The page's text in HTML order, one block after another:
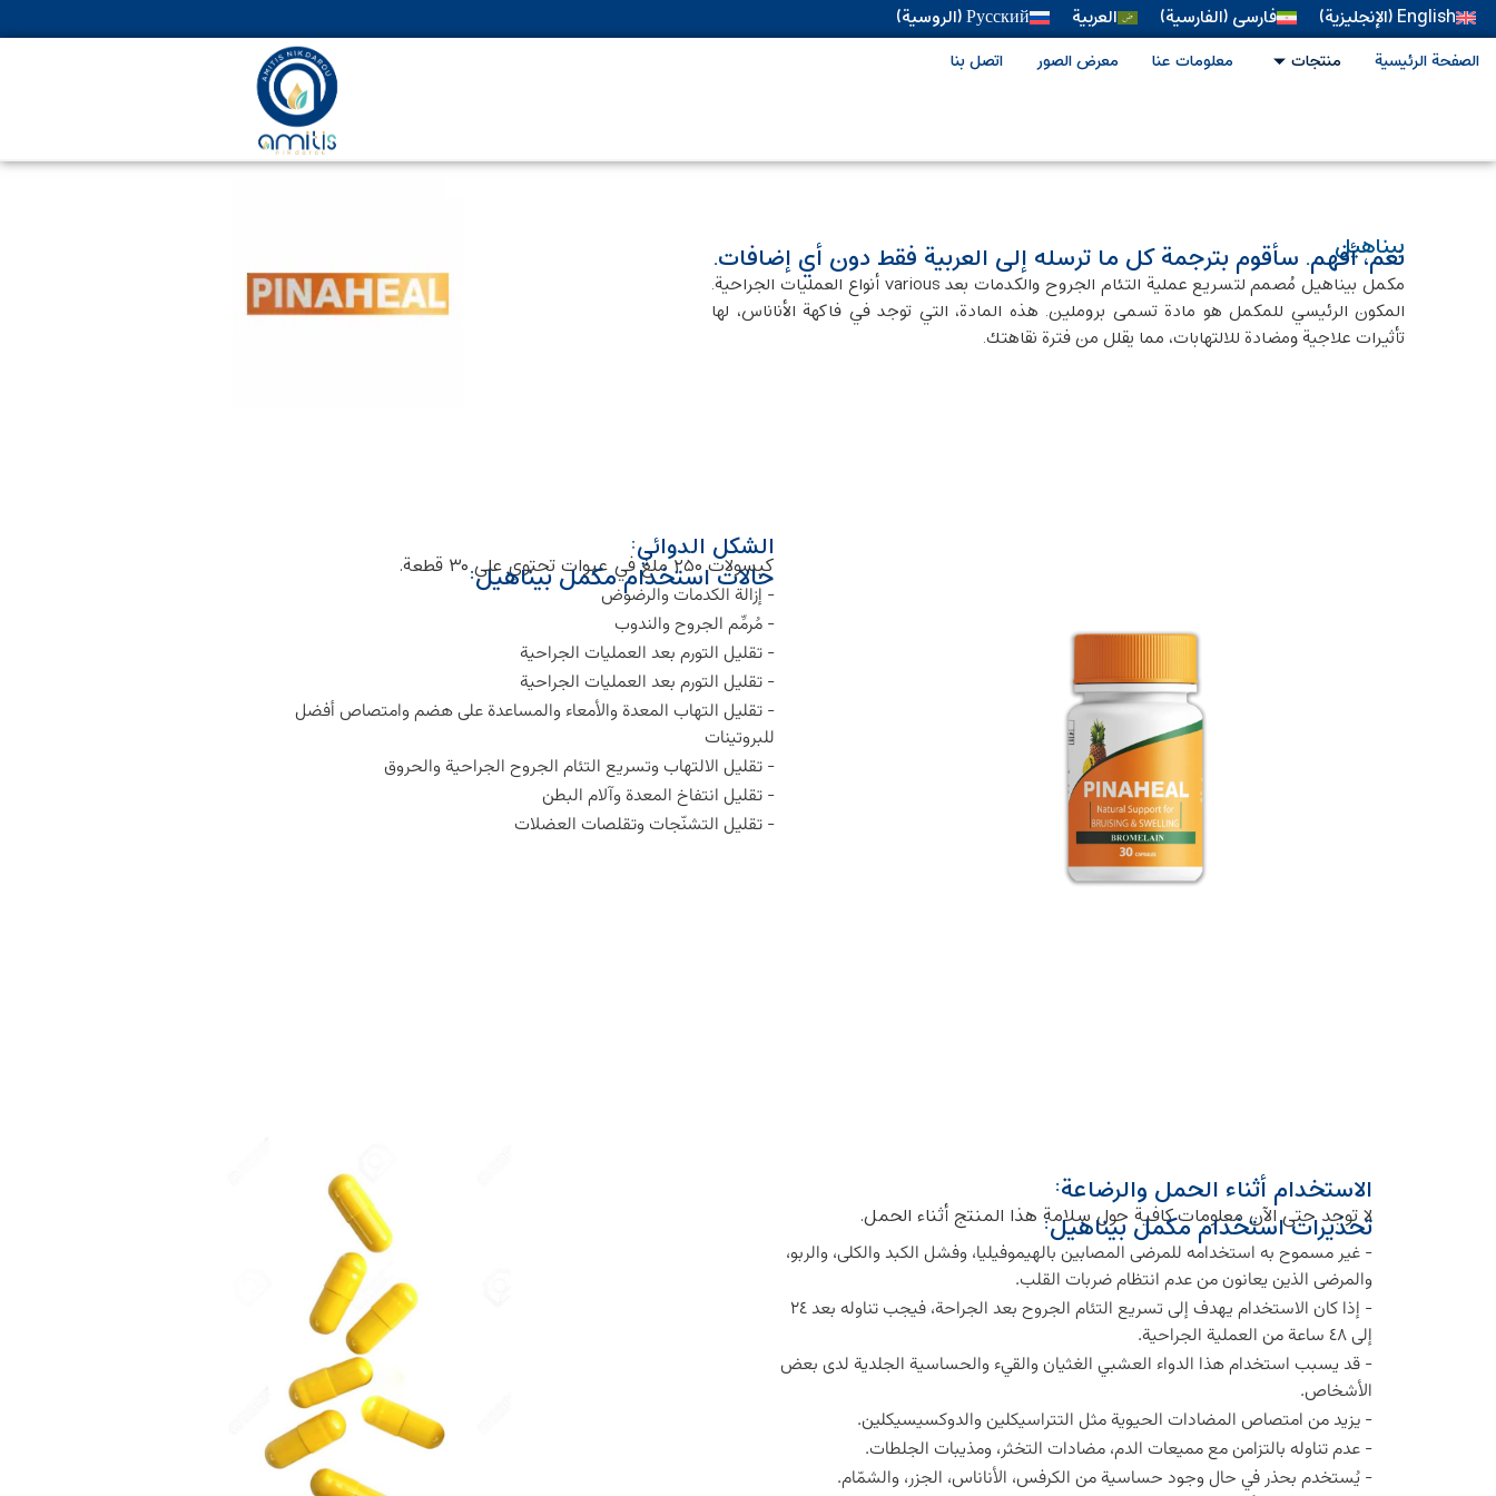
English
(الإنجليزية) فارسی(الفارسية) العربية Русский
(الروسية)
الصفحة الرئيسية منتجات معلومات عنا معرض الصور اتصل بنا
بيناهيل
نعم، أفهم. سأقوم بترجمة كل ما ترسله إلى العربية فقط دون أي إضافات.
مكمل بيناهيل مُصمم لتسريع عملية التئام الجروح والكدمات بعد various أنواع العمليات الجراحية.
المكون الرئيسي للمكمل هو مادة تسمى بروملين. هذه المادة، التي توجد في فاكهة الأناناس، لها
تأثيرات علاجية ومضادة للالتهابات، مما يقلل من فترة نقاهتك.
الشكل الدوائي:
كبسولات ۲۵۰ ملغ في عبوات تحتوي على ۳۰ قطعة.
حالات استخدام مكمل بيناهيل:
- إزالة الكدمات والرضوض
- مُرمِّم الجروح والندوب
- تقليل التورم بعد العمليات الجراحية
- تقليل التورم بعد العمليات الجراحية
- تقليل التهاب المعدة والأمعاء والمساعدة على هضم وامتصاص أفضل
للبروتينات
- تقليل الالتهاب وتسريع التئام الجروح الجراحية والحروق
- تقليل انتفاخ المعدة وآلام البطن
- تقليل التشنّجات وتقلصات العضلات
الاستخدام أثناء الحمل والرضاعة:
لا توجد حتى الآن معلومات كافية حول سلامة هذا المنتج أثناء الحمل.
تحذيرات استخدام مكمل بيناهيل:
- غير مسموح به استخدامه للمرضى المصابين بالهيموفيليا، وفشل الكبد والكلى، والربو،
والمرضى الذين يعانون من عدم انتظام ضربات القلب.
- إذا كان الاستخدام يهدف إلى تسريع التئام الجروح بعد الجراحة، فيجب تناوله بعد ۲٤
إلى ٤۸ ساعة من العملية الجراحية.
- قد يسبب استخدام هذا الدواء العشبي الغثيان والقيء والحساسية الجلدية لدى بعض
الأشخاص.
- يزيد من امتصاص المضادات الحيوية مثل التتراسيكلين والدوكسيسيكلين.
- عدم تناوله بالتزامن مع مميعات الدم، مضادات التخثر، ومذيبات الجلطات.
- يُستخدم بحذر في حال وجود حساسية من الكرفس، الأناناس، الجزر، والشمّام.